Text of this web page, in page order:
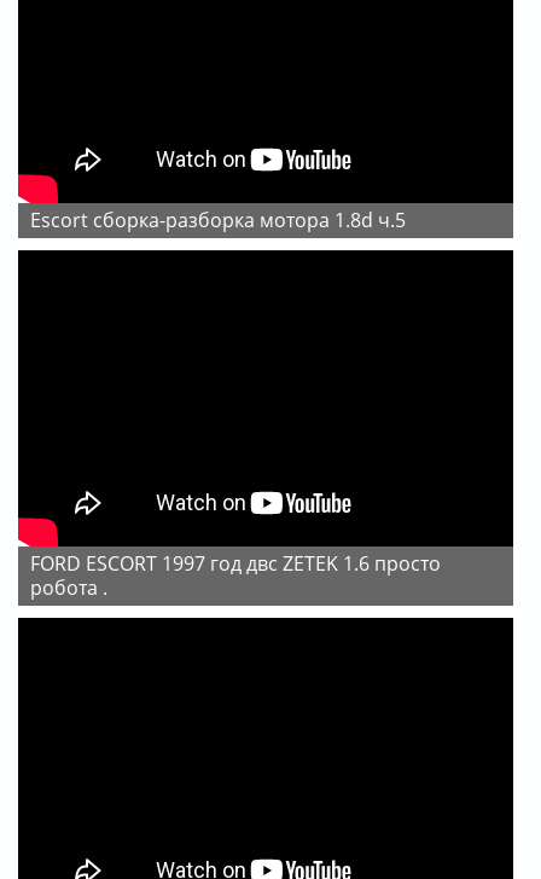
Escort сборка-разборка мотора 1.8d ч.5
FORD ESCORT 1997 год двс ZETEK 1.6 просто
робота .